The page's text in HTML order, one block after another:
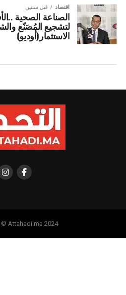
اقتصاد قبل سنتين
الصناعة الصحية
لتشجيع المُصَنّع
الاستثمار(أوديو)
© Attahadi.ma 2024